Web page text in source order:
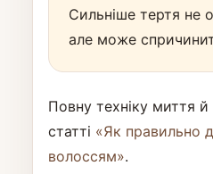
Сильніше тертя не
але може
Повну техніку миття й
статті «Як правильно
волоссям».